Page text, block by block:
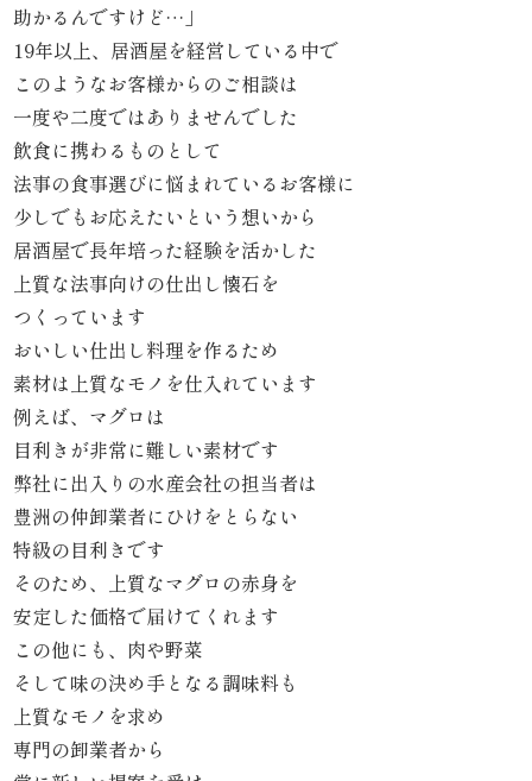
様
の
声
お
知
ら
せ
ス
タ
ッ
フ
ロ
助かるんですけど…」
19年以上、居酒屋を経営している中で
このようなお客様からのご相談は
一度や二度ではありませんでした
飲食に携わるものとして
法事の食事選びに悩まれているお客様に
少しでもお応えたいという想いから
居酒屋で長年培った経験を活かした
上質な法事向けの仕出し懐石を
つくっています
おいしい仕出し料理を作るため
素材は上質なモノを仕入れています
例えば、マグロは
目利きが非常に難しい素材です
弊社に出入りの水産会社の担当者は
豊洲の仲卸業者にひけをとらない
特級の目利きです
そのため、上質なマグロの赤身を
安定した価格で届けてくれます
この他にも、肉や野菜
そして味の決め手となる調味料も
上質なモノを求め
専門の卸業者から